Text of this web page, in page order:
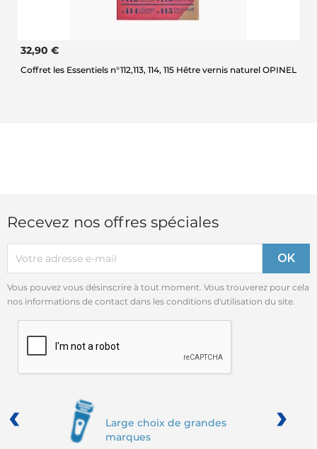
32,90 €
Coffret les Essentiels n°112,113, 114, 115 Hêtre vernis naturel OPINEL
Recevez nos offres spéciales
Vous pouvez vous désinscrire à tout moment. Vous trouverez pour cela
nos informations de contact dans les conditions d'utilisation du site.
Large choix de grandes
marques
‹ ›